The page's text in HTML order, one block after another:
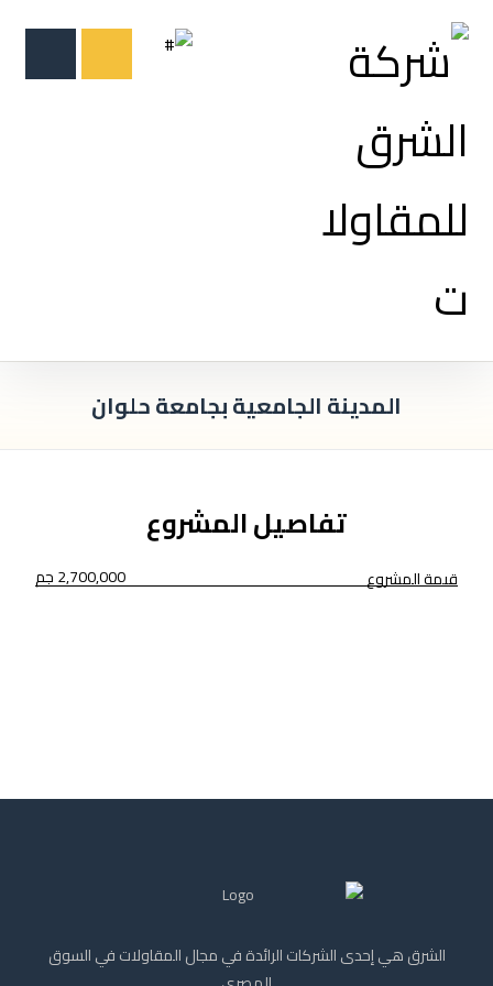
المدينة الجامعية بجامعة حلوان
تفاصيل المشروع
قيمة المشروع 2,700,000 جم
الشرق هي إحدى الشركات الرائدة في مجال المقاولات في السوق